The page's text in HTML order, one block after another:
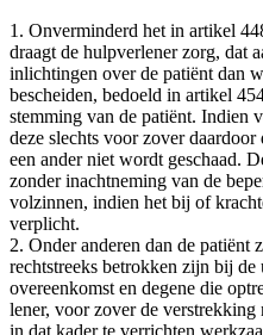
1. Onver­min­derd het in arti­kel
draagt de hulp­ver­le­ner zorg, dat
inlich­tin­gen over de pati­ënt dan
beschei­den, bedoeld in arti­kel
stem­ming van de pati­ënt. Indien
deze slechts voor zover
een ander niet wordt geschaad.
zon­der inacht­ne­ming van de
vol­zin­nen, indien het bij of
verplicht.
2. Onder ande­ren dan de pati­ënt
recht­streeks betrok­ken zijn bij
over­een­komst en dege­ne die
le­ner, voor zover de